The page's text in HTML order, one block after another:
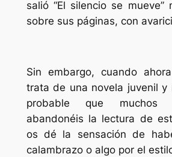
salió “El silencio se mueve”
sobre sus páginas, con
Sin embargo, cuando
trata de una novela juvenil y
probable que muchos
abandonéis la lectura de
os dé la sensación de
calambrazo o algo por el